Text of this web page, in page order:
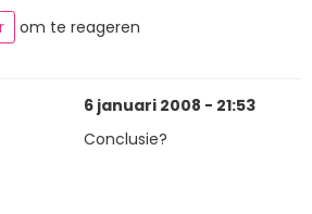
om te reageren
6 januari 2008 - 21:53
Conclusie?